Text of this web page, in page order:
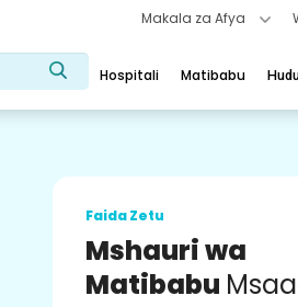
Makala za Afya
Hospitali Matibabu
Faida Zetu
Mshauri wa
Matibabu